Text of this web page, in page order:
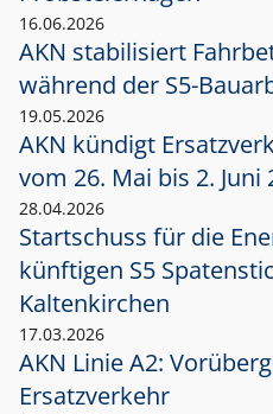
16.06.2026
AKN stabilisiert
während der S5-
19.05.2026
AKN kündigt
vom 26. Mai bis 2. Juni
28.04.2026
Startschuss für die
künftigen S5
Kaltenkirchen
17.03.2026
AKN Linie A2:
Ersatzverkehr